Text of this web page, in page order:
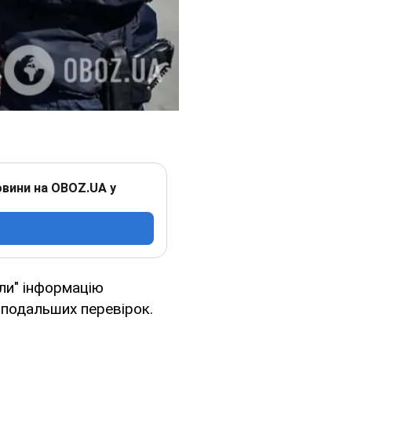
на OBOZ.UA у
інформацію
перевірок.